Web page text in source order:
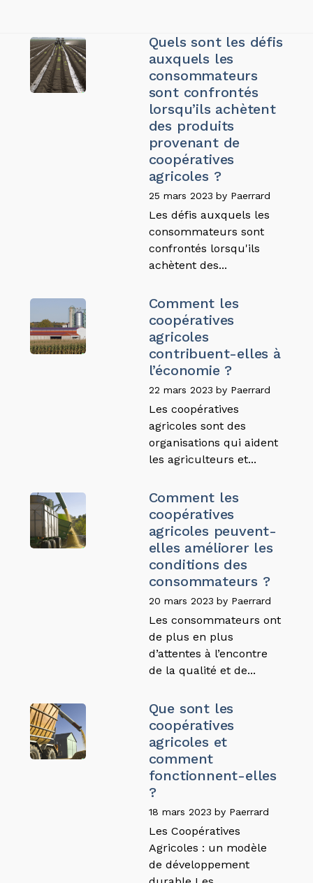
Quels sont les défis
auxquels les
consommateurs
sont confrontés
lorsqu’ils achètent
des produits
provenant de
coopératives
agricoles ?
25 mars 2023 by Paerrard
Les défis auxquels les
consommateurs sont
confrontés lorsqu'ils
achètent des...
Comment les
coopératives
agricoles
contribuent-elles à
l’économie ?
22 mars 2023 by Paerrard
Les coopératives
agricoles sont des
organisations qui aident
les agriculteurs et...
Comment les
coopératives
agricoles peuvent-
elles améliorer les
conditions des
consommateurs ?
20 mars 2023 by Paerrard
Les consommateurs ont
de plus en plus
d’attentes à l’encontre
de la qualité et de...
Que sont les
coopératives
agricoles et
comment
fonctionnent-elles
?
18 mars 2023 by Paerrard
Les Coopératives
Agricoles : un modèle
de développement